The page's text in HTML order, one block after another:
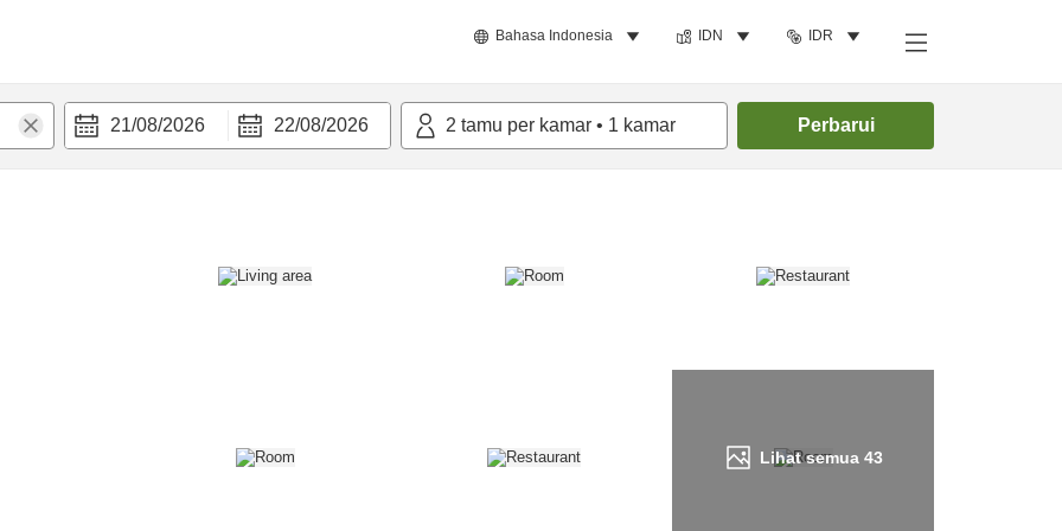
Bahasa Indonesia IDN IDR
21/08/2026 22/08/2026 2 tamu per kamar • 1 kamar Perbarui
Lihat semua 43
Cari kamar